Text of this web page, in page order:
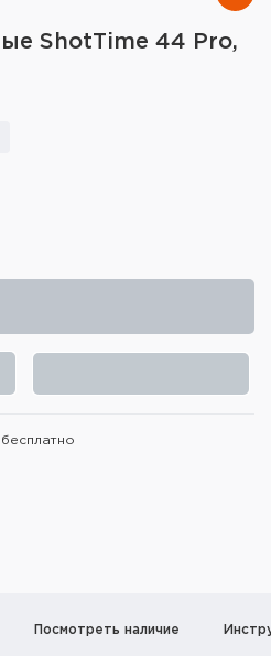
и подсумки
ShotTime 44 Pro,
бесплатно
Посмотреть наличие